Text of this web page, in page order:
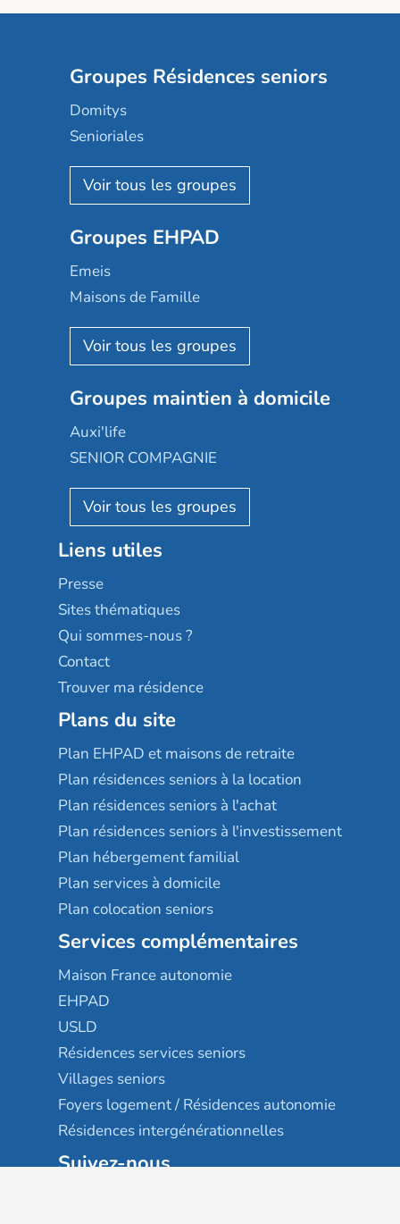
Groupes Résidences seniors
Domitys
Senioriales
Nohée
Les Résidentiels
Mobicap
Domusvi
Happy Senior
Aquarelia
Nexity edenea
Les jardins d'Arcadie
Occitalia
Appartseniors
Reseda
Stella management
Les villages d'or
Sérénys
Résidences services Villa Médicis
Groupes EHPAD
Emeis
Maisons de Famille
Korian
Emera
Groupe SOS
Le Noble Âge
Almage
Résidalya
Groupe aplus
Groupes maintien à domicile
Auxi'life
SENIOR COMPAGNIE
AGE D'OR Services
Liens utiles
Presse
Sites thématiques
Qui sommes-nous ?
Contact
Trouver ma résidence
Plans du site
Plan EHPAD et maisons de retraite
Plan résidences seniors à la location
Plan résidences seniors à l'achat
Plan résidences seniors à l'investissement
Plan hébergement familial
Plan services à domicile
Plan colocation seniors
Services complémentaires
Maison France autonomie
EHPAD
USLD
Résidences services seniors
Villages seniors
Foyers logement / Résidences autonomie
Résidences intergénérationnelles
Suivez-nous